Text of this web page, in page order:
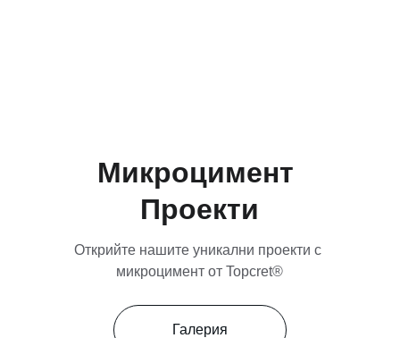
Микроцимент
Проекти
Открийте нашите уникални проекти с
микроцимент от Topcret®
Галерия